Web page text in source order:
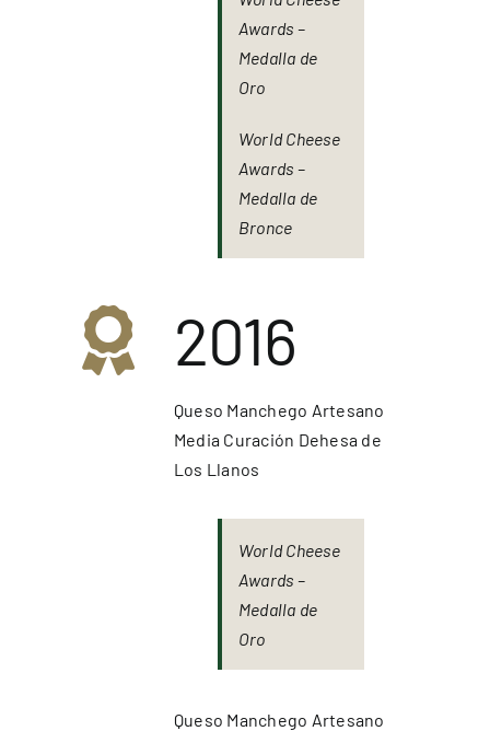
Awards –
Medalla de
Oro
World Cheese
Awards –
Medalla de
Bronce
2016
Queso Manchego Artesano
Media Curación Dehesa de
Los Llanos
World Cheese
Awards –
Medalla de
Oro
Queso Manchego Artesano